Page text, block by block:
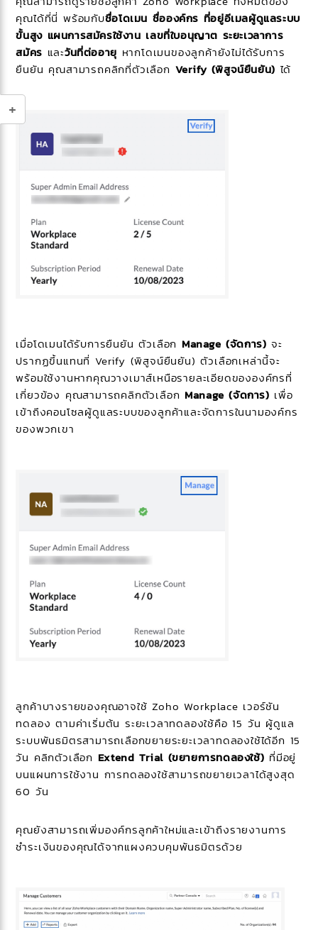
คุณได้ที่นี่ พร้อมกับชื่อโดเมน ชื่อองค์กร ที่อยู่อีเมลผู้ดูแลระบบ
ขั้นสูง แผนการสมัครใช้งาน เลขที่ใบอนุญาต ระยะเวลาการ
สมัคร และวันที่ต่ออายุ หากโดเมนของลูกค้ายังไม่ได้รับการ
ยืนยัน คุณสามารถคลิกที่ตัวเลือก Verify (พิสูจน์ยืนยัน) ได้
เมื่อโดเมนได้รับการยืนยัน ตัวเลือก Manage (จัดการ) จะ
ปรากฏขึ้นแทนที่ Verify (พิสูจน์ยืนยัน) ตัวเลือกเหล่านี้จะ
พร้อมใช้งานหากคุณวางเมาส์เหนือรายละเอียดขององค์กรที่
เกี่ยวข้อง คุณสามารถคลิกตัวเลือก Manage (จัดการ) เพื่อ
เข้าถึงคอนโซลผู้ดูแลระบบของลูกค้าและจัดการในนามองค์กร
ของพวกเขา
ลูกค้าบางรายของคุณอาจใช้ Zoho Workplace เวอร์ชัน
ทดลอง ตามค่าเริ่มต้น ระยะเวลาทดลองใช้คือ 15 วัน ผู้ดูแล
ระบบพันธมิตรสามารถเลือกขยายระยะเวลาทดลองใช้ได้อีก 15
วัน คลิกตัวเลือก Extend Trial (ขยายการทดลองใช้) ที่มีอยู่
บนแผนการใช้งาน การทดลองใช้สามารถขยายเวลาได้สูงสุด
60 วัน
คุณยังสามารถเพิ่มองค์กรลูกค้าใหม่และเข้าถึงรายงานการ
ชำระเงินของคุณได้จากแผงควบคุมพันธมิตรด้วย